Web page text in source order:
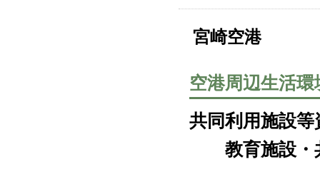
宮崎空港
空港周辺生活
共同利用施設
教育施設・